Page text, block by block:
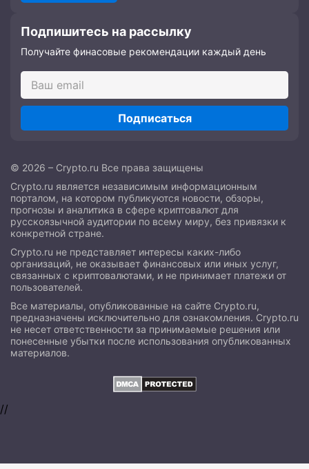
Подпишитесь на рассылку
Получайте финасовые рекомендации каждый день
Подписаться
© 2026 – Crypto.ru Все права защищены
Crypto.ru является независимым информационным
порталом, на котором публикуются новости, обзоры,
прогнозы и аналитика в сфере криптовалют для
русскоязычной аудитории по всему миру, без привязки к
конкретной стране.
Crypto.ru не представляет интересы каких-либо
организаций, не оказывает финансовых или иных услуг,
связанных с криптовалютами, и не принимает платежи от
пользователей.
Все материалы, опубликованные на сайте Crypto.ru,
предназначены исключительно для ознакомления. Crypto.ru
не несет ответственности за принимаемые решения или
понесенные убытки после использования опубликованных
материалов.
//